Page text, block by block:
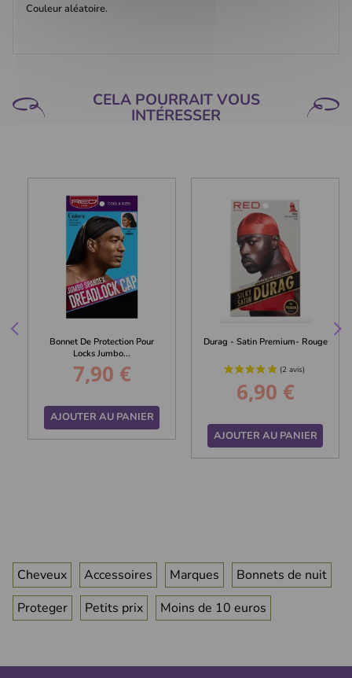
Couleur aléatoire.
CELA POURRAIT VOUS
INTÉRESSER
Bonnet De Protection Pour
Locks Jumbo...
Prix
7,90 €
AJOUTER AU PANIER
Durag - Satin Premium- Rouge
Prix
6,90 €
AJOUTER AU PANIER
Cheveux Accessoires Marques
Bonnets de nuit
Proteger
Petits prix Moins de 10 euros